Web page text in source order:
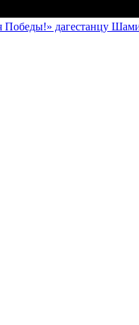
дагестанцу